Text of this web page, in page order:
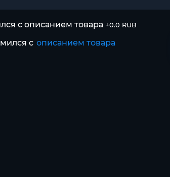
с описанием товара +0.0 RUB
с описанием товара